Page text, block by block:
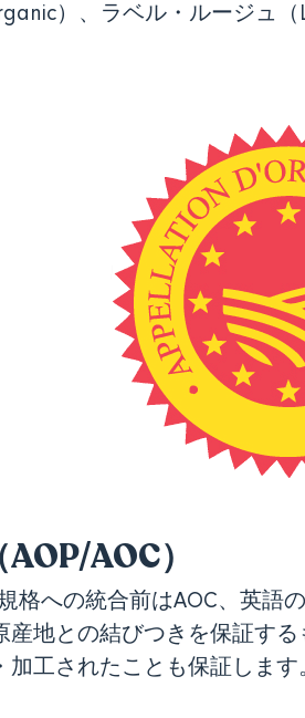
）、ラベル・ルージュ
AOC）
格への統合前はAOC、英語
地との結びつきを保証す
加工されたことも保証しま